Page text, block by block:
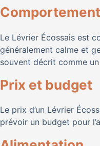
Le Lévrier Écossais est
généralement calme et
souvent décrit comme
Prix et budget
Le prix d’un Lévrier
prévoir un budget pour